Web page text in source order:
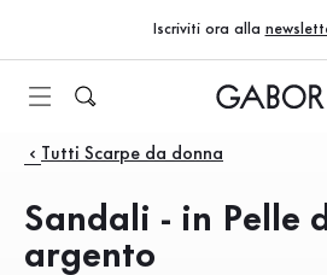
Vai al contenuto principale
Vai alla navigazione principale
Iscriviti ora alla
Prodotti
Tutti Scarpe da donna
Sandali - in Pelle
argento